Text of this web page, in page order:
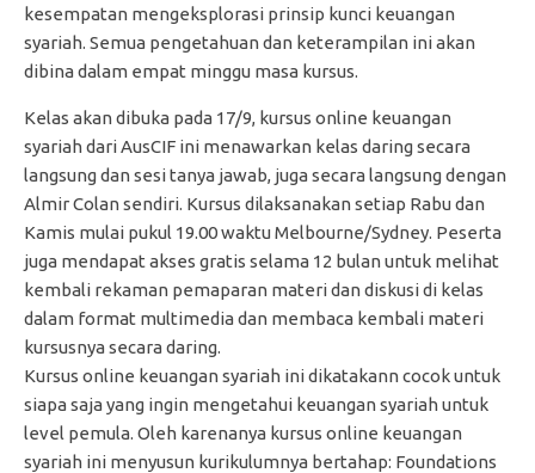
kesempatan mengeksplorasi prinsip kunci keuangan
syariah. Semua pengetahuan dan keterampilan ini akan
dibina dalam empat minggu masa kursus.
Kelas akan dibuka pada 17/9, kursus online keuangan
syariah dari AusCIF ini menawarkan kelas daring secara
langsung dan sesi tanya jawab, juga secara langsung dengan
Almir Colan sendiri. Kursus dilaksanakan setiap Rabu dan
Kamis mulai pukul 19.00 waktu Melbourne/Sydney. Peserta
juga mendapat akses gratis selama 12 bulan untuk melihat
kembali rekaman pemaparan materi dan diskusi di kelas
dalam format multimedia dan membaca kembali materi
kursusnya secara daring.
Kursus online keuangan syariah ini dikatakann cocok untuk
siapa saja yang ingin mengetahui keuangan syariah untuk
level pemula. Oleh karenanya kursus online keuangan
syariah ini menyusun kurikulumnya bertahap: Foundations